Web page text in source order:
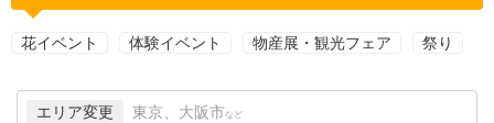
花イベント 体験イベント 物産展・観光フェア 祭り
エリア変更 東京、大阪市 など